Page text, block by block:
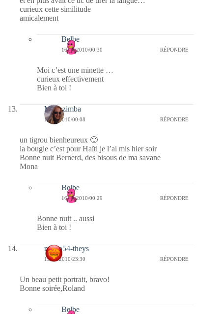
curieux cette similitude
amicalement
Belbe
16/01/2010/00:30 RÉPONDRE
Moi c’est une minette …
curieux effectivement
Bien à toi !
Monazimba
16/01/2010/00:08 RÉPONDRE
un tigrou bienheureux 🙂
la bougie c’est pour Haïti je l’ai mis hier soir
Bonne nuit Bernerd, des bisous de ma savane
Mona
Belbe
16/01/2010/00:29 RÉPONDRE
Bonne nuit .. aussi
Bien à toi !
rolero54-theys
15/01/2010/23:30 RÉPONDRE
Un beau petit portrait, bravo!
Bonne soirée,Roland
Belbe